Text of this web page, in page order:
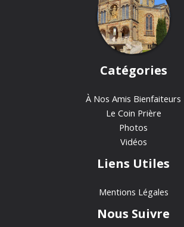
Catégories
À Nos Amis Bienfaiteurs
Le Coin Prière
Photos
Vidéos
Liens Utiles
Mentions Légales
Nous Suivre